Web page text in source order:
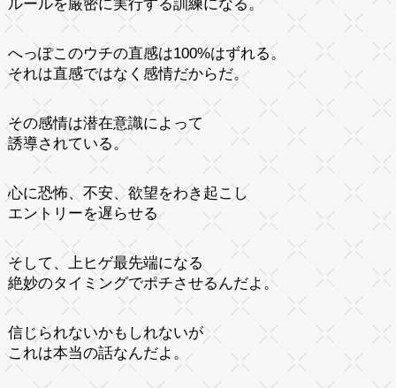
ルールを厳密に実行する訓練になる。
へっぽこのウチの直感は100%はずれる。
それは直感ではなく感情だからだ。
その感情は潜在意識によって
誘導されている。
心に恐怖、不安、欲望をわき起こし
エントリーを遅らせる
そして、上ヒゲ最先端になる
絶妙のタイミングでポチさせるんだよ。
信じられないかもしれないが
これは本当の話なんだよ。